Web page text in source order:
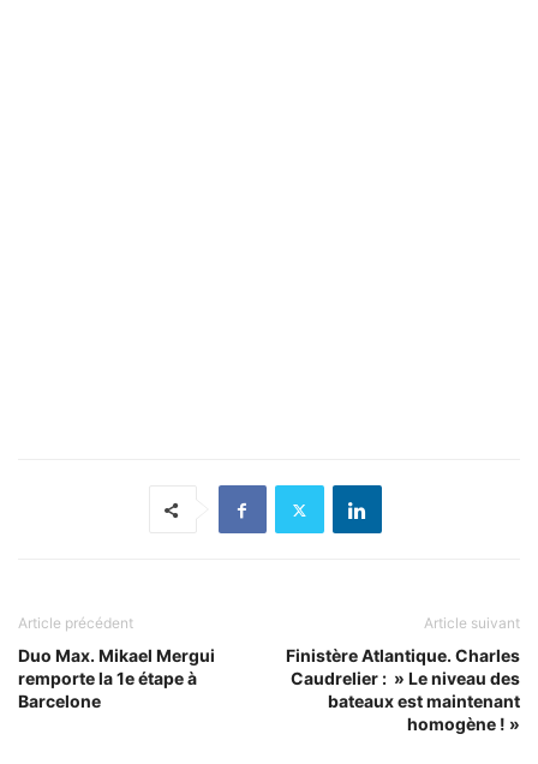
Article précédent
Duo Max. Mikael Mergui
remporte la 1e étape à
Barcelone
Article suivant
Finistère Atlantique. Charles
Caudrelier : » Le niveau des
bateaux est maintenant
homogène ! »